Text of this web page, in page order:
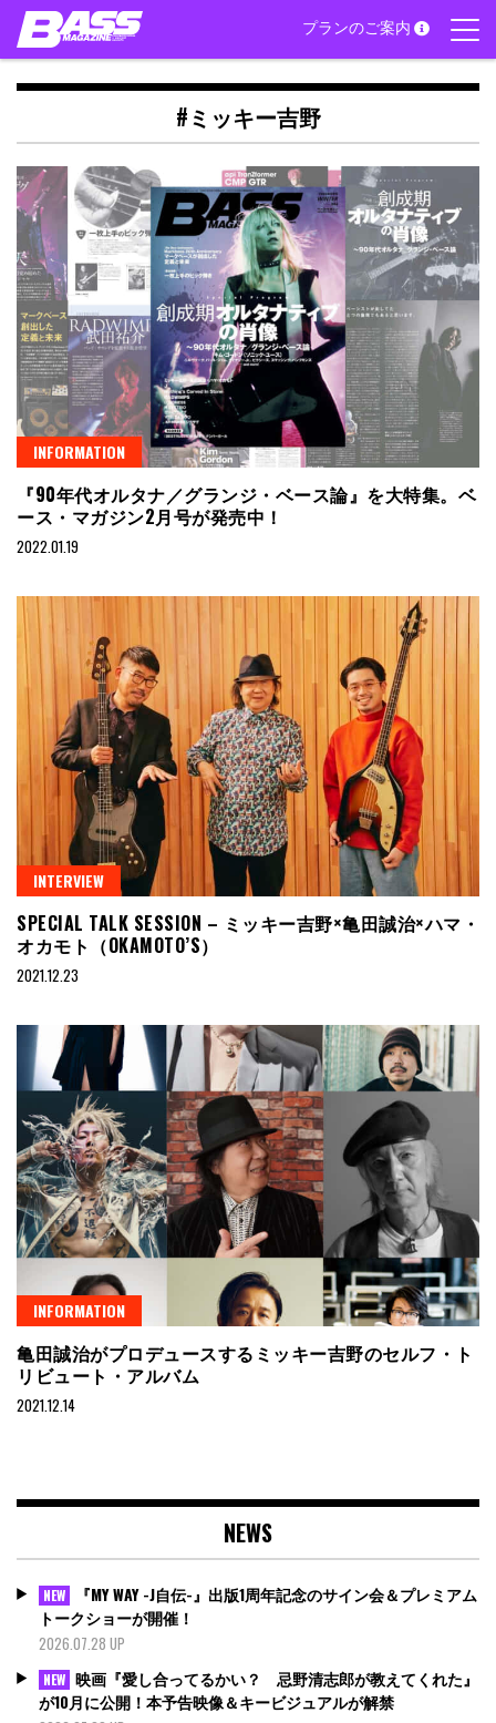
Skip
content
プランのご案内
#ミッキー吉野
INFORMATION
『90年代オルタナ／グランジ・ベース論』を大特集。ベ
ース・マガジン2月号が発売中！
2022.01.19
INTERVIEW
SPECIAL TALK SESSION – ミッキー吉野×亀田誠治×ハマ・
オカモト（OKAMOTO’S）
2021.12.23
INFORMATION
亀田誠治がプロデュースするミッキー吉野のセルフ・ト
リビュート・アルバム
2021.12.14
NEWS
NEW
『MY WAY -J自伝-』出版1周年記念のサイン会＆プレミアム
トークショーが開催！
2026.07.28 UP
NEW 映画『愛し合ってるかい？ 忌野清志郎が教えてくれた』
が10月に公開！本予告映像＆キービジュアルが解禁